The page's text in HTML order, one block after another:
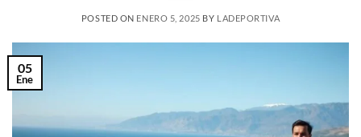
POSTED ON ENERO 5, 2025 BY LADEPORTIVA
05
Ene